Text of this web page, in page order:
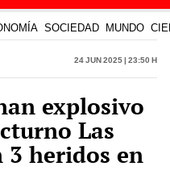
SOCIEDAD MUNDO
24 Jun 2025 | 23:50 h
explosivo
Las
3 heridos en